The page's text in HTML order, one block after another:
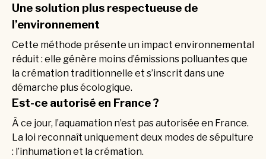
Une solution plus respectueuse de
l’environnement
Cette méthode présente un impact environnemental
réduit : elle génère moins d’émissions polluantes que
la crémation traditionnelle et s’inscrit dans une
démarche plus écologique.
Est-ce autorisé en France ?
À ce jour, l’aquamation n’est pas autorisée en France.
La loi reconnaît uniquement deux modes de sépulture
: l’inhumation et la crémation.